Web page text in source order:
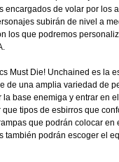
encargados de volar por los
subirán de nivel a
los que podremos
Must Die! Unchained es la
de una amplia variedad de
base enemiga y entrar en
tipos de esbirros que
que podrán colocar
también podrán escoger el